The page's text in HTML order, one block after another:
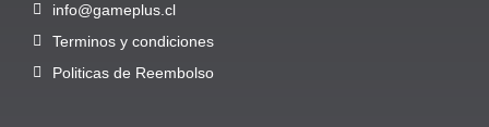
info@gameplus.cl
Terminos y condiciones
Politicas de Reembolso